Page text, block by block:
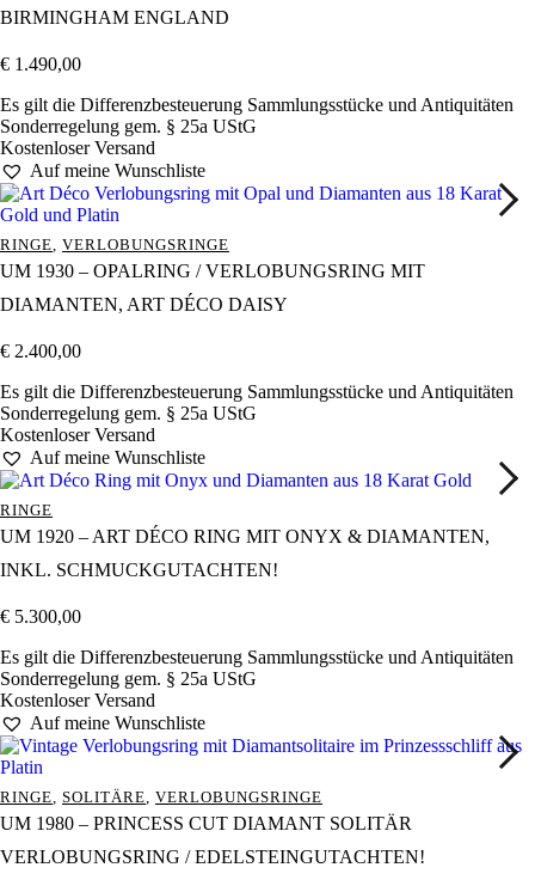
BIRMINGHAM ENGLAND
€ 1.490,00
Es gilt die Differenzbesteuerung Sammlungsstücke und Antiquitäten
Sonderregelung gem. § 25a UStG
Kostenloser Versand
Auf meine Wunschliste
RINGE, VERLOBUNGSRINGE
UM 1930 – OPALRING / VERLOBUNGSRING MIT
DIAMANTEN, ART DÉCO DAISY
€ 2.400,00
Es gilt die Differenzbesteuerung Sammlungsstücke und Antiquitäten
Sonderregelung gem. § 25a UStG
Kostenloser Versand
Auf meine Wunschliste
RINGE
UM 1920 – ART DÉCO RING MIT ONYX & DIAMANTEN,
INKL. SCHMUCKGUTACHTEN!
€ 5.300,00
Es gilt die Differenzbesteuerung Sammlungsstücke und Antiquitäten
Sonderregelung gem. § 25a UStG
Kostenloser Versand
Auf meine Wunschliste
RINGE, SOLITÄRE, VERLOBUNGSRINGE
UM 1980 – PRINCESS CUT DIAMANT SOLITÄR
VERLOBUNGSRING / EDELSTEINGUTACHTEN!